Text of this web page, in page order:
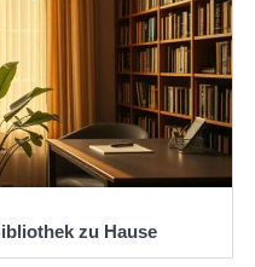
zu Hause